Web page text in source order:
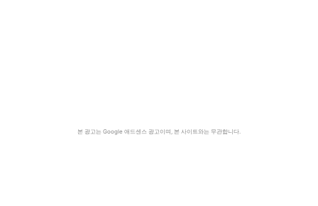
본 광고는 Google 애드센스 광고이며, 본 사이트와는 무관합니다.